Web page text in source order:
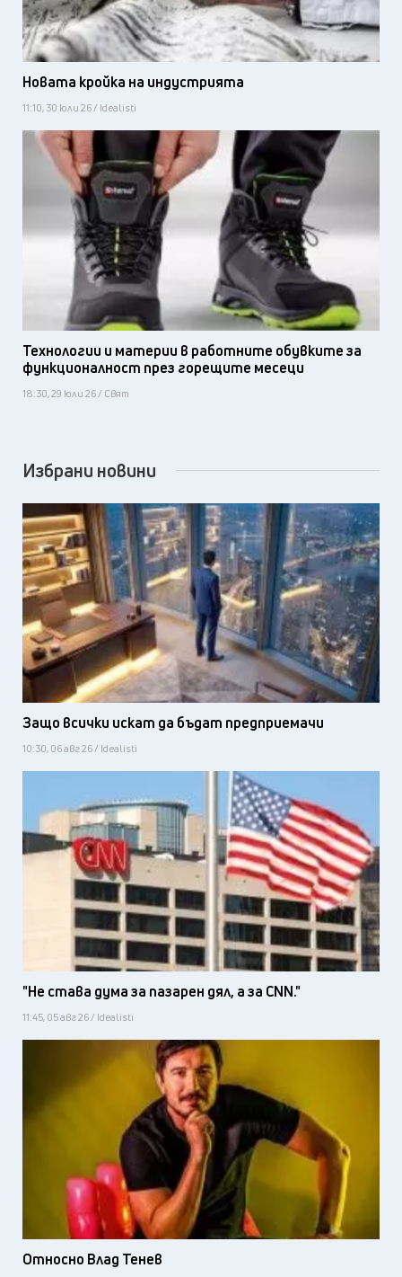
Новата кройка на индустрията
11:10, 30 юли 26 / Idealisti
Технологии и материи в работните обувките за
функционалност през горещите месеци
18:30, 29 юли 26 / Свят
Избрани новини
Защо всички искат да бъдат предприемачи
10:30, 06 авг 26 / Idealisti
"Не става дума за пазарен дял, а за CNN."
11:45, 05 авг 26 / Idealisti
Относно Влад Тенев